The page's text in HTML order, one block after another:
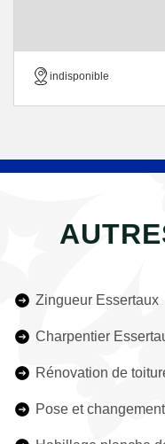
indisponible
Zingueur Essertaux
Charpentier
Rénovation de
Pose et